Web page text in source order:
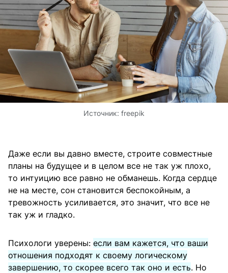
Источник: freepik
Даже если вы давно вместе, строите совместные
планы на будущее и в целом все не так уж плохо,
то интуицию все равно не обманешь. Когда сердце
не на месте, сон становится беспокойным, а
тревожность усиливается, это значит, что все не
так уж и гладко.
Психологи уверены: если вам кажется, что ваши
отношения подходят к своему логическому
завершению, то скорее всего так оно и есть. Но